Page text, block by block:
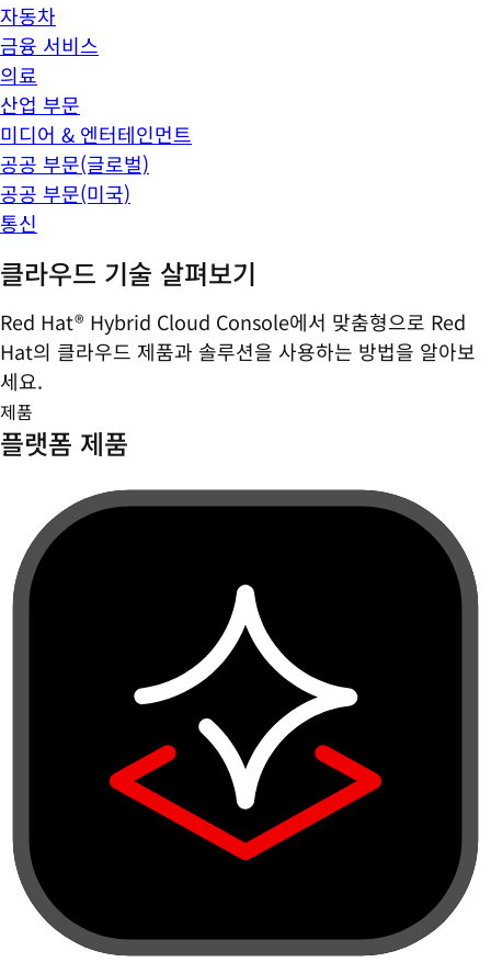
자동차
금융 서비스
의료
산업 부문
미디어 & 엔터테인먼트
공공 부문(글로벌)
공공 부문(미국)
통신
클라우드 기술 살펴보기
Red Hat® Hybrid Cloud Console에서 맞춤형으로 Red
Hat의 클라우드 제품과 솔루션을 사용하는 방법을 알아보
세요.
제품
플랫폼 제품